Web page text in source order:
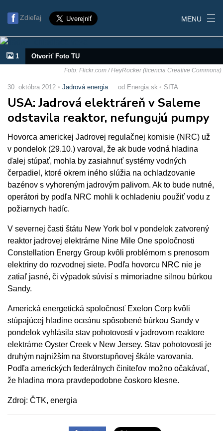
Zdieľaj MENU
1 Otvoriť Foto TU
Foto: Flickr.com / HeyRocker (licencia Creative Commons)
30. októbra 2012 Jadrová energia od Energia.sk SITA
USA: Jadrová elektráreň v Saleme
odstavila reaktor, nefungujú pumpy
Hovorca americkej Jadrovej regulačnej komisie (NRC) už
v pondelok (29.10.) varoval, že ak bude vodná hladina
ďalej stúpať, mohla by zasiahnuť systémy vodných
čerpadiel, ktoré okrem iného slúžia na ochladzovanie
bazénov s vyhoreným jadrovým palivom. Ak to bude nutné,
operátori by podľa NRC mohli k ochladeniu použiť vodu z
požiarnych hadíc.
V severnej časti štátu New York bol v pondelok zatvorený
reaktor jadrovej elektrárne Nine Mile One spoločnosti
Constellation Energy Group kvôli problémom s prenosom
elektriny do rozvodnej siete. Podľa hovorcu NRC nie je
zatiaľ jasné, či výpadok súvisí s mimoriadne silnou búrkou
Sandy.
Americká energetická spoločnosť Exelon Corp kvôli
stúpajúcej hladine oceánu spôsobené búrkou Sandy v
pondelok vyhlásila stav pohotovosti v jadrovom reaktore
elektrárne Oyster Creek v New Jersey. Stav pohotovosti je
druhým najnižším na štvorstupňovej škále varovania.
Podľa amerických federálnych činiteľov možno očakávať,
že hladina mora pravdepodobne čoskoro klesne.
Zdroj: ČTK, energia